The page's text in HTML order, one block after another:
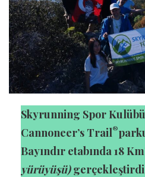
Skyrunning Spor
Cannoneer’s Trail®
Bayındır etabında 18
yürüyüşü)